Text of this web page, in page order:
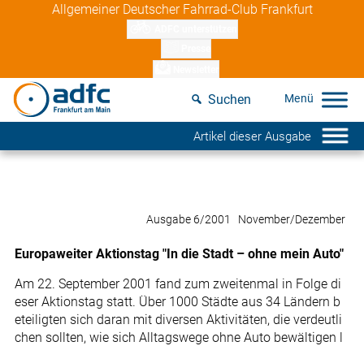
Allgemeiner Deutscher Fahrrad-Club Frankfurt
Suchen
Artikel dieser Ausgabe
Ausgabe 6/2001 November/Dezember
Europaweiter Aktionstag "In die Stadt – ohne mein Auto"
Am 22. September 2001 fand zum zweitenmal in Folge di
eser Aktionstag statt. Über 1000 Städte aus 34 Ländern b
eteiligten sich daran mit diversen Aktivitäten, die verdeutli
chen sollten, wie sich Alltagswege ohne Auto bewältigen l